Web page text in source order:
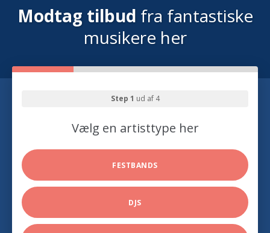
Modtag tilbud fra fantastiske
musikere her
Step 1 ud af 4
Vælg en artisttype her
FESTBANDS
DJS